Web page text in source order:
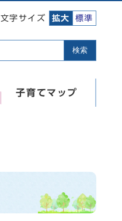
文字サイズ 拡大 標準
検索
子育てマップ